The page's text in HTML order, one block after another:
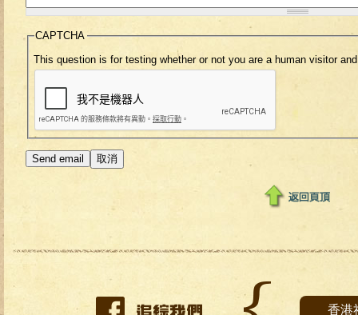
CAPTCHA
This question is for testing whether or not you are a human visitor
香港